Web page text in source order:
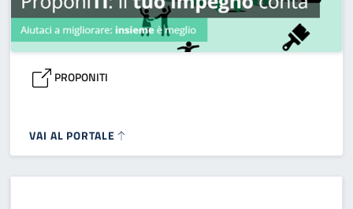
PROPONITI
VAI AL PORTALE